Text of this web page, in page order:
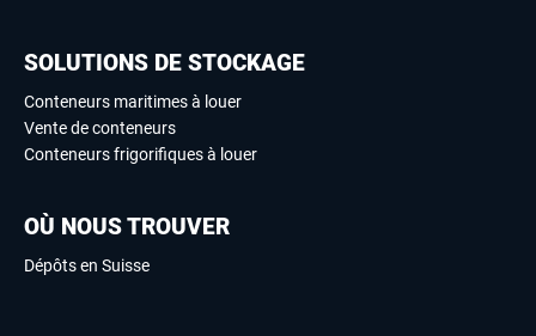
SOLUTIONS DE STOCKAGE
Conteneurs maritimes à louer
Vente de conteneurs
Conteneurs frigorifiques à louer
OÙ NOUS TROUVER
Dépôts en Suisse